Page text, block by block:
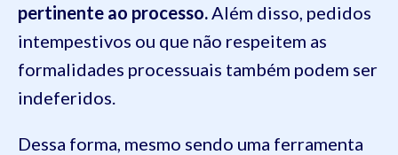
pertinente ao processo. Além disso, pedidos
intempestivos ou que não respeitem as
formalidades processuais também podem ser
indeferidos.
Dessa forma, mesmo sendo uma ferramenta